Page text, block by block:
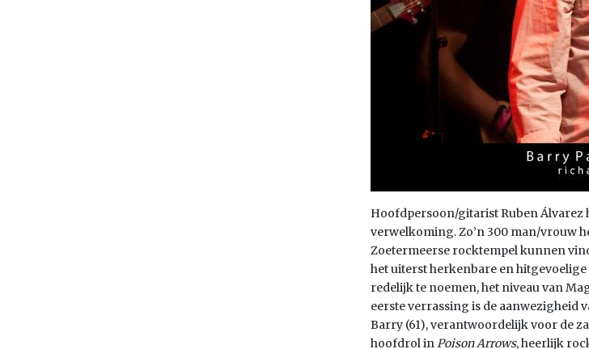
Hoofdpersoon/gitarist Ruben Álvarez
verwelkoming. Zo’n 300 man/vrouw
Zoetermeerse rocktempel kunnen
het uiterst herkenbare en
redelijk te noemen, het niveau van
eerste verrassing is de aanwezigheid
Barry (61), verantwoordelijk voor de
hoofdrol inPoison Arrows, heerlijk